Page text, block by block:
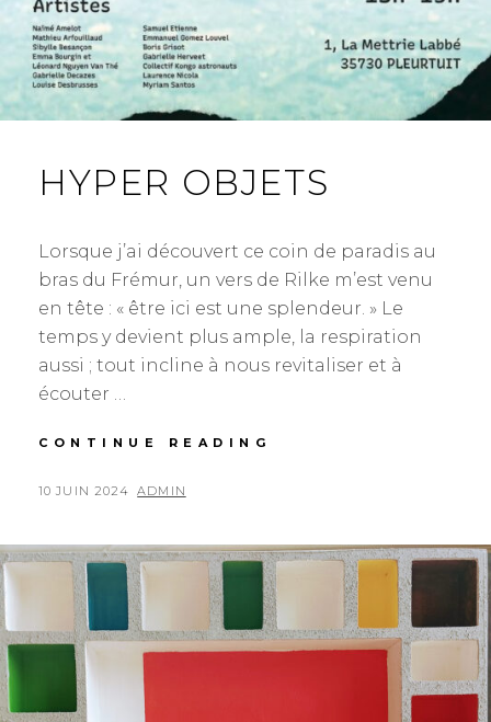
HYPER OBJETS
Lorsque j’ai découvert ce coin de paradis au
bras du Frémur, un vers de Rilke m’est venu
en tête : « être ici est une splendeur. » Le
temps y devient plus ample, la respiration
aussi ; tout incline à nous revitaliser et à
écouter …
CONTINUE READING
POSTED
10 JUIN 2024 BY
ADMIN